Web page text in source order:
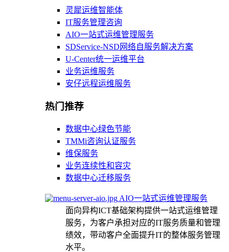
灵犀运维智能体
IT服务管理咨询
AIO一站式运维管理服务
SDService-NSD网络自服务解决方案
U-Center统一运维平台
业务运维服务
安仔远程运维服务
热门推荐
数据中心绿色节能
TMMi咨询认证服务
维保服务
业务连续性和容灾
数据中心迁移服务
AIO一站式运维管理服务
面向异构ICT基础架构提供一站式运维管理
服务，为客户承担对应的IT服务质量和管理
绩效，带动客户全面提升IT的整体服务管理
水平。